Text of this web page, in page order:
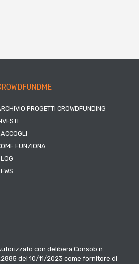
PROGETTI CROWDFUNDING
FUNZIONA
con delibera Consob n.
del 10/11/2023 come fornitore di